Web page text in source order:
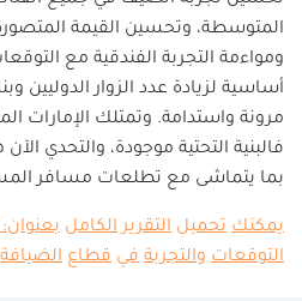
المتوسطة، وتحسين القيمة المتصورة
ومواءمة التجربة الفندقية مع
أساسية لزيادة عدد الزوار الدوليين
مرونة واستدامة. وتمتلك الإمارات
فالبنية التحتية موجودة، والتحدي
بما يتماشى مع تطلعات مسافر
يمكنك تحميل التقرير الكامل بعنوان
التوقعات والتجربة في قطاع الضيافة